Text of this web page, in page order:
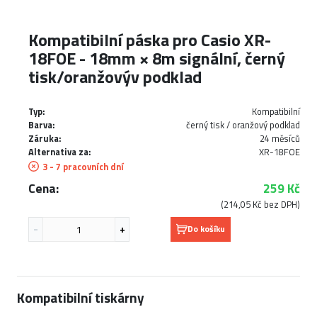
Kompatibilní páska pro Casio XR-
18FOE - 18mm × 8m signální, černý
tisk/oranžovýv podklad
Typ:
Kompatibilní
Barva:
černý tisk / oranžový podklad
Záruka:
24 měsíců
Alternativa za:
XR-18FOE
3 - 7 pracovních dní
Cena: 259 Kč
(214,05 Kč bez DPH)
Do košíku
Kompatibilní tiskárny